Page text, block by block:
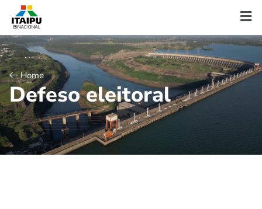
Home
Defeso eleitoral